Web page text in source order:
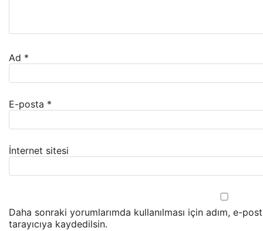
Ad *
E-posta *
İnternet sitesi
Daha sonraki yorumlarımda kullanılması için adım, e-
tarayıcıya kaydedilsin.